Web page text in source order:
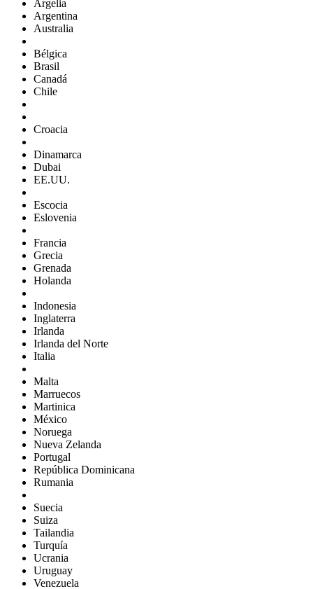
Argelia
Argentina
Australia
Bélgica
Brasil
Canadá
Chile
Croacia
Dinamarca
Dubai
EE.UU.
Escocia
Eslovenia
Francia
Grecia
Grenada
Holanda
Indonesia
Inglaterra
Irlanda
Irlanda del Norte
Italia
Malta
Marruecos
Martinica
México
Noruega
Nueva Zelanda
Portugal
República Dominicana
Rumania
Suecia
Suiza
Tailandia
Turquía
Ucrania
Uruguay
Venezuela